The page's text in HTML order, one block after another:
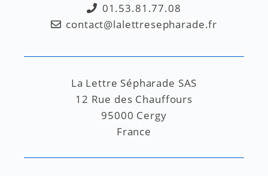
01.53.81.77.08
contact@lalettresepharade.fr
La Lettre Sépharade SAS
12 Rue des Chauffours
95000 Cergy
France